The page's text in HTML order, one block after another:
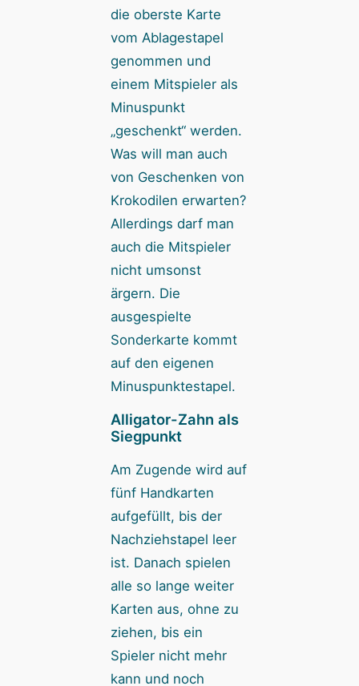
die oberste Karte
vom Ablagestapel
genommen und
einem Mitspieler als
Minuspunkt
„geschenkt“ werden.
Was will man auch
von Geschenken von
Krokodilen erwarten?
Allerdings darf man
auch die Mitspieler
nicht umsonst
ärgern. Die
ausgespielte
Sonderkarte kommt
auf den eigenen
Minuspunktestapel.
Alligator-Zahn als
Siegpunkt
Am Zugende wird auf
fünf Handkarten
aufgefüllt, bis der
Nachziehstapel leer
ist. Danach spielen
alle so lange weiter
Karten aus, ohne zu
ziehen, bis ein
Spieler nicht mehr
kann und noch